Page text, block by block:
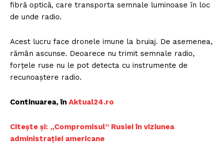
fibră optică, care transporta semnale luminoase în loc
de unde radio.
Acest lucru face dronele imune la bruiaj. De asemenea,
rămân ascunse. Deoarece nu trimit semnale radio,
forțele ruse nu le pot detecta cu instrumente de
recunoaștere radio.
Continuarea, în Aktual24.ro
Citește și: „Compromisul” Rusiei în viziunea
administrației americane